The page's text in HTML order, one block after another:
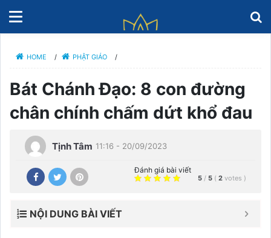
HOME / PHẬT GIÁO /
Bát Chánh Đạo: 8 con đường
chân chính chấm dứt khổ đau
Tịnh Tâm 11:16 - 20/09/2023
Đánh giá bài viết
5 / 5 ( 2 votes )
NỘI DUNG BÀI VIẾT